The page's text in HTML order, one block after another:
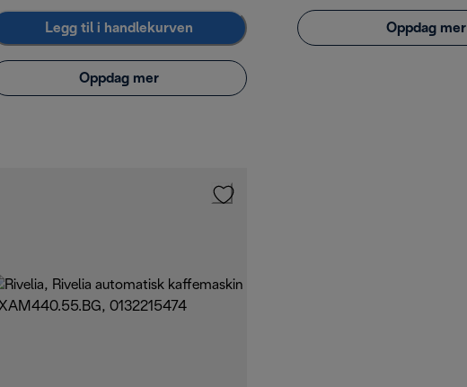
Legg til i handlekurven
Oppdag mer
Oppdag mer